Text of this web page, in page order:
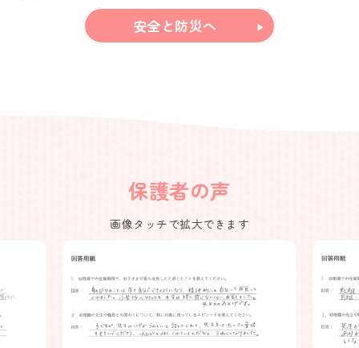
安全と防災へ
保護者の声
画像タッチで拡大できます